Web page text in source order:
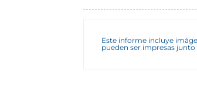
Este informe incluye
pueden ser impresas